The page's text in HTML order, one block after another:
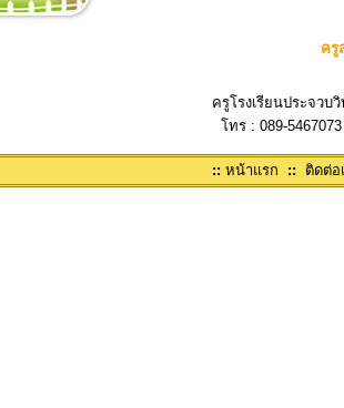
ครู
ครูโรงเรียนประจวบ
โทร : 089-
:: หน้าแรก :: ติดต่อ